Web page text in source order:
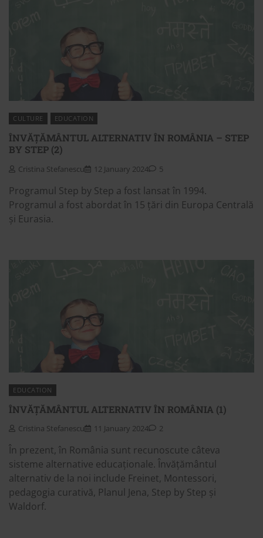
CULTURE EDUCATION
ÎNVĂȚĂMÂNTUL ALTERNATIV ÎN ROMÂNIA – STEP
BY STEP (2)
Cristina Stefanescu 12 January 2024 5
Programul Step by Step a fost lansat în 1994.
Programul a fost abordat în 15 țări din Europa Centrală
și Eurasia.
EDUCATION
ÎNVĂȚĂMÂNTUL ALTERNATIV ÎN ROMÂNIA (1)
Cristina Stefanescu 11 January 2024 2
În prezent, în România sunt recunoscute câteva
sisteme alternative educaționale. Învățământul
alternativ de la noi include Freinet, Montessori,
pedagogia curativă, Planul Jena, Step by Step și
Waldorf.